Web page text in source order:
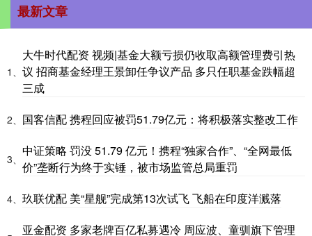
最新文章
1、
大牛时代配资 视频|基金大额亏损仍收取高额管理费引热
议 招商基金经理王景卸任争议产品 多只任职基金跌幅超
三成
2、 国客信配 携程回应被罚51.79亿元：将积极落实整改工作
3、
中证策略 罚没 51.79 亿元！携程“独家合作”、“全网最低
价”垄断行为终于实锤，被市场监管总局重罚
4、 玖联优配 美“星舰”完成第13次试飞 飞船在印度洋溅落
亚金配资 多家老牌百亿私募遇冷 周应波、童驯旗下管理